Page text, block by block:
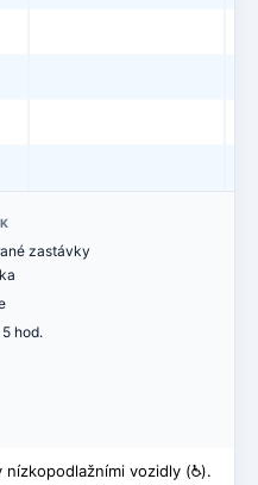
zastávky
hod.
vozidly (@).